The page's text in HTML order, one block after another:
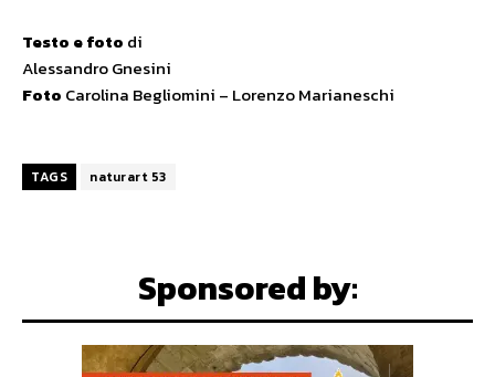
Testo e foto di
Alessandro Gnesini
Foto Carolina Begliomini – Lorenzo Marianeschi
TAGS naturart 53
Sponsored by: